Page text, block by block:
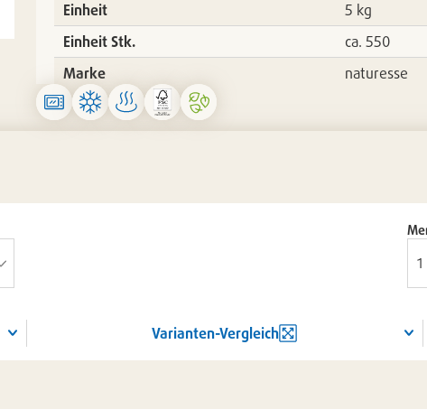
Einheit
5 kg
Einheit Stk.
ca. 550
Marke
naturesse
Varianten-Vergleich